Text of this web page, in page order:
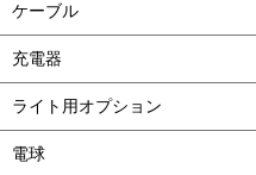
ケーブル
充電器
ライト用オプション
電球